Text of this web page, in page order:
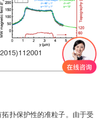
扑保护性的准粒子。由于受